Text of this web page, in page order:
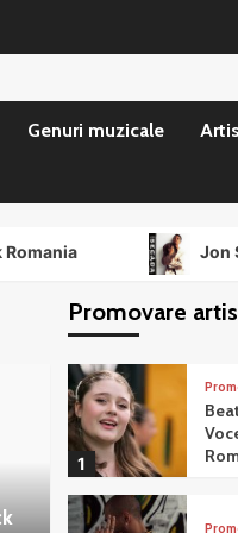
Genuri muzicale
Jon Secada
Promovare
la
4
5
1